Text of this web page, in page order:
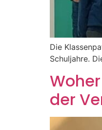
Die
Schuljahre.
der